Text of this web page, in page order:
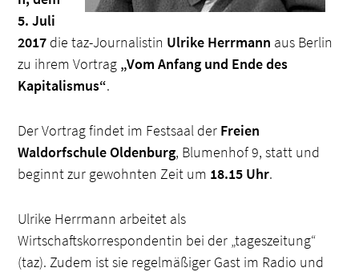
5. Juli
2017 die taz-Journalistin Ulrike Herrmann aus Berlin
zu ihrem Vortrag „Vom Anfang und Ende des
Kapitalismus“.
Der Vortrag findet im Festsaal der Freien
Waldorfschule Oldenburg, Blumenhof 9, statt und
beginnt zur gewohnten Zeit um 18.15 Uhr.
Ulrike Herrmann arbeitet als
Wirtschaftskorrespondentin bei der „tageszeitung“
(taz). Zudem ist sie regelmäßiger Gast im Radio und